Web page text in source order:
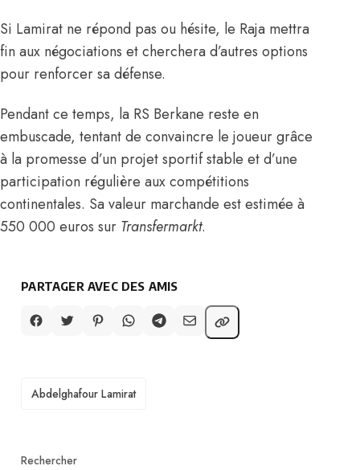
Si Lamirat ne répond pas ou hésite, le Raja mettra
fin aux négociations et cherchera d’autres options
pour renforcer sa défense.
Pendant ce temps, la RS Berkane reste en
embuscade, tentant de convaincre le joueur grâce
à la promesse d’un projet sportif stable et d’une
participation régulière aux compétitions
continentales. Sa valeur marchande est estimée à
550 000 euros sur Transfermarkt.
PARTAGER AVEC DES AMIS
TAGS
Abdelghafour Lamirat
Rechercher